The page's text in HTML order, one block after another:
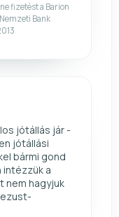
fizetést a Barion
Bank
jótállás jár -
jótállási
bármi gond
intézzük a
nem hagyjuk